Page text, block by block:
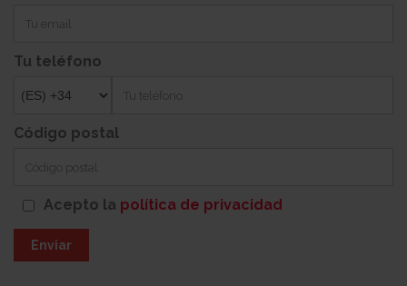
Tu teléfono
Código postal
Acepto la política de privacidad
Enviar